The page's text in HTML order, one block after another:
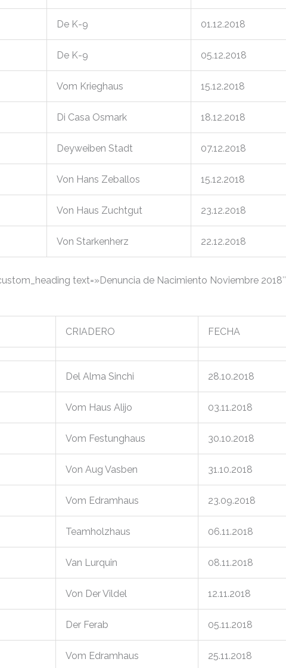
De K-9 01.12.2018
De K-9 05.12.2018
Vom Krieghaus 15.12.2018
Di Casa Osmark 18.12.2018
Deyweiben Stadt 07.12.2018
Von Hans Zeballos 15.12.2018
Von Haus Zuchtgut 23.12.2018
Von Starkenherz 22.12.2018
text=»Denuncia de Nacimiento Noviembre 2018″
CRIADERO FECHA
Del Alma Sinchi 28.10.2018
Vom Haus Alijo 03.11.2018
Vom Festunghaus 30.10.2018
Von Aug Vasben 31.10.2018
Vom Edramhaus 23.09.2018
Teamholzhaus 06.11.2018
Van Lurquin 08.11.2018
Von Der Vildel 12.11.2018
Der Ferab 05.11.2018
Vom Edramhaus 25.11.2018